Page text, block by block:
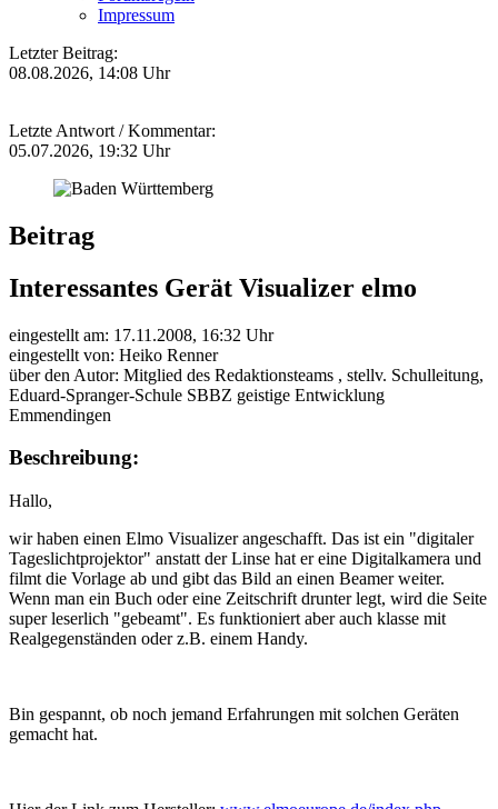
Impressum
Letzter Beitrag:
08.08.2026, 14:08 Uhr
Letzte Antwort / Kommentar:
05.07.2026, 19:32 Uhr
Beitrag
Interessantes Gerät Visualizer elmo
eingestellt am: 17.11.2008, 16:32 Uhr
eingestellt von: Heiko Renner
über den Autor: Mitglied des Redaktionsteams , stellv. Schulleitung,
Eduard-Spranger-Schule SBBZ geistige Entwicklung
Emmendingen
Beschreibung:
Hallo,
wir haben einen Elmo Visualizer angeschafft. Das ist ein "digitaler
Tageslichtprojektor" anstatt der Linse hat er eine Digitalkamera und
filmt die Vorlage ab und gibt das Bild an einen Beamer weiter.
Wenn man ein Buch oder eine Zeitschrift drunter legt, wird die Seite
super leserlich "gebeamt". Es funktioniert aber auch klasse mit
Realgegenständen oder z.B. einem Handy.
Bin gespannt, ob noch jemand Erfahrungen mit solchen Geräten
gemacht hat.